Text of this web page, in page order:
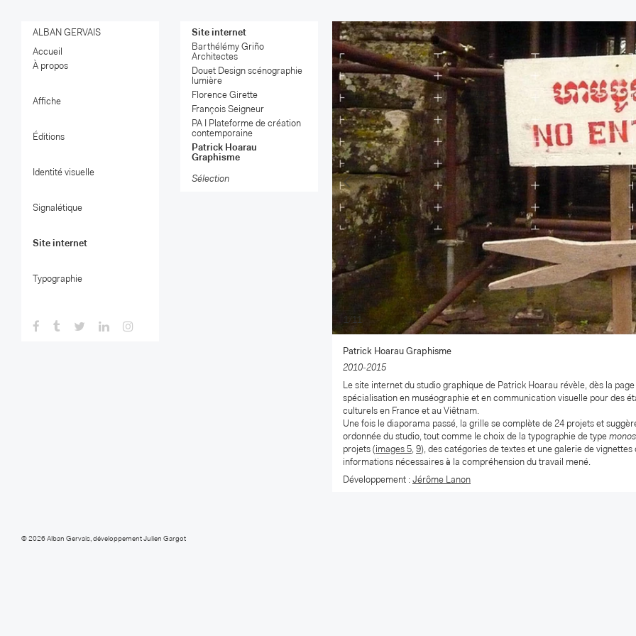
ALBAN GERVAIS
Accueil
À propos
Affiche
Éditions
Identité visuelle
Signalétique
Site internet
Site internet
Barthélémy Griño
Architectes
Douet Design scénographie
lumière
Florence Girette
François Seigneur
PA I Plateforme de création
contemporaine
Patrick Hoarau
Graphisme
Sélection
Typographie
Facebook
TumblrTwitterLinkedinInstagram 1/11
Previous
Patrick Hoarau Graphisme
2010-2015
Le site internet du studio graphique de Patrick Hoarau révèle, dès la page
spécialisation en muséographie et en communication visuelle pour des
culturels en France et au Viêtnam.
Une fois le diaporama passé, la grille se complète de 24 projets et
ordonnée du studio, tout comme le choix de la typographie de type
projets (images 5, 9), des catégories de textes et une galerie de vignettes
informations nécessaires à la compréhension du travail mené.
Développement : Jérôme Lanon
© 2026 Alban Gervais, développement Julien Gargot